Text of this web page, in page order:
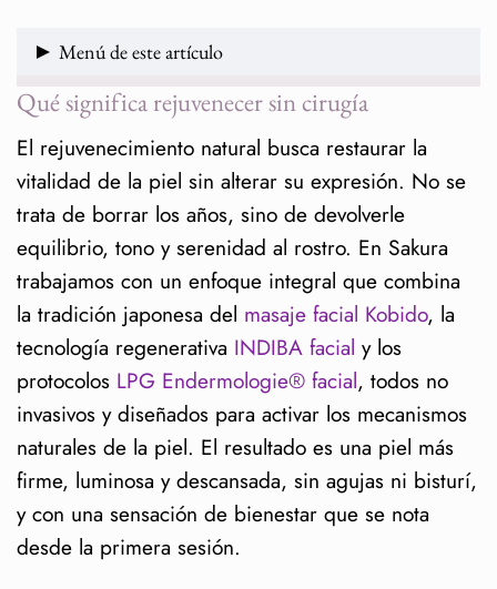
Menú de este artículo
Qué significa rejuvenecer sin cirugía
Cómo funcionan las técnicas no invasivas
Beneficios reales del rejuvenecimiento
natural
Qué esperar durante el proceso
Cuándo elegir un lifting facial no invasivo
Recomendaciones y cuidados posteriores
Enfoque holístico y filosofía Sakura
Preguntas frecuentes sobre
rejuvenecimiento facial natural
¿Cuántas sesiones necesito
Qué significa rejuvenecer sin cirugía
El rejuvenecimiento natural busca restaurar la
vitalidad de la piel sin alterar su expresión. No se
trata de borrar los años, sino de devolverle
equilibrio, tono y serenidad al rostro. En Sakura
trabajamos con un enfoque integral que combina
la tradición japonesa del masaje facial Kobido, la
tecnología regenerativa INDIBA facial y los
protocolos LPG Endermologie® facial, todos no
invasivos y diseñados para activar los mecanismos
naturales de la piel. El resultado es una piel más
firme, luminosa y descansada, sin agujas ni bisturí,
y con una sensación de bienestar que se nota
desde la primera sesión.